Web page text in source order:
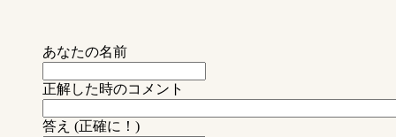
あなたの名前
正解した時のコメント
答え (正確に！)